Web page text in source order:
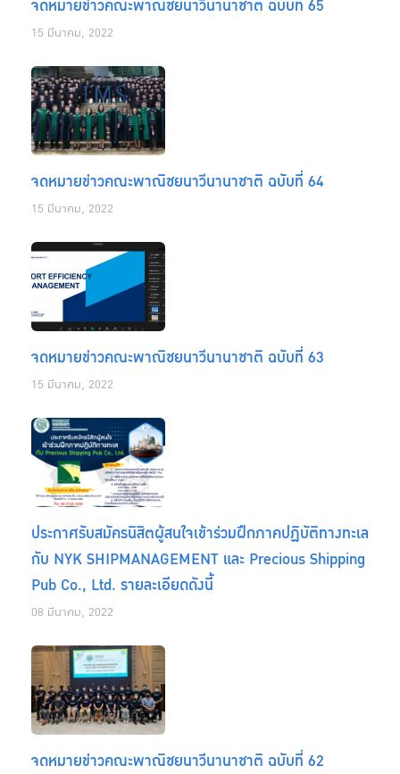
จดหมายข่าวคณะพาณิชยนาวีนานาชาติ ฉบับที่ 65
15 มีนาคม, 2022
จดหมายข่าวคณะพาณิชยนาวีนานาชาติ ฉบับที่ 64
15 มีนาคม, 2022
จดหมายข่าวคณะพาณิชยนาวีนานาชาติ ฉบับที่ 63
15 มีนาคม, 2022
ประกาศรับสมัครนิสิตผู้สนใจเข้าร่วมฝึกภาคปฏิบัติทางทะเล
กับ NYK SHIPMANAGEMENT และ Precious Shipping
Pub Co., Ltd. รายละเอียดดังนี้
08 มีนาคม, 2022
จดหมายข่าวคณะพาณิชยนาวีนานาชาติ ฉบับที่ 62